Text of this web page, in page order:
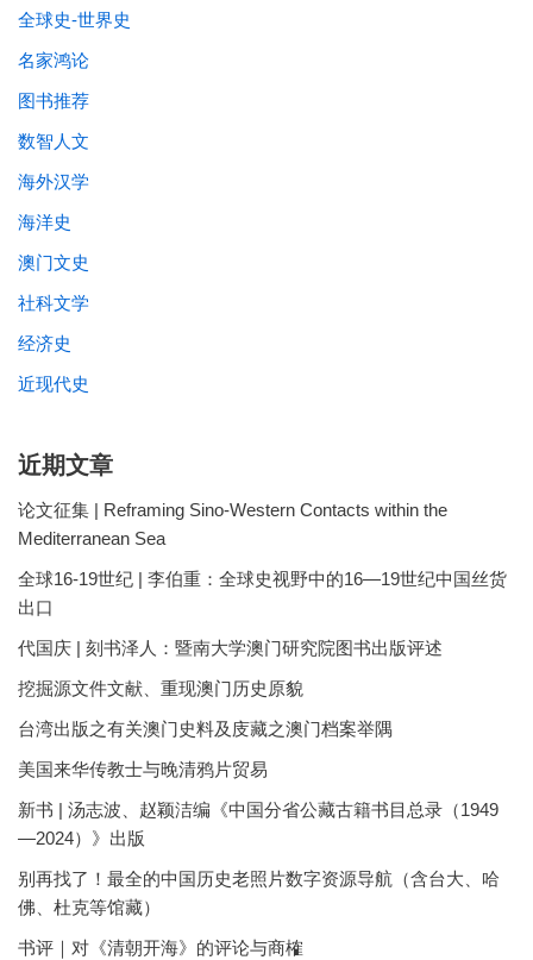
全球史-世界史
名家鸿论
图书推荐
数智人文
海外汉学
海洋史
澳门文史
社科文学
经济史
近现代史
近期文章
论文征集 | Reframing Sino-Western Contacts within the
Mediterranean Sea
全球16-19世纪 | 李伯重：全球史视野中的16—19世纪中国丝货
出口
代国庆 | 刻书泽人：暨南大学澳门研究院图书出版评述
挖掘源文件文献、重现澳门历史原貌
台湾出版之有关澳门史料及庋藏之澳门档案举隅
美国来华传教士与晚清鸦片贸易
新书 | 汤志波、赵颖洁编《中国分省公藏古籍书目总录（1949
—2024）》出版
别再找了！最全的中国历史老照片数字资源导航（含台大、哈
佛、杜克等馆藏）
书评｜对《清朝开海》的评论与商榷